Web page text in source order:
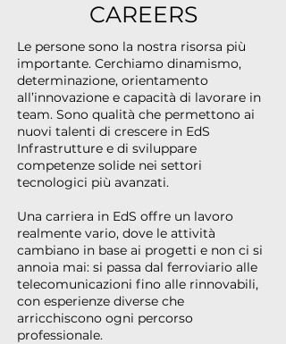
CAREERS
Le persone sono la nostra risorsa più
importante. Cerchiamo dinamismo,
determinazione, orientamento
all’innovazione e capacità di lavorare in
team. Sono qualità che permettono ai
nuovi talenti di crescere in EdS
Infrastrutture e di sviluppare
competenze solide nei settori
tecnologici più avanzati.
Una carriera in EdS offre un lavoro
realmente vario, dove le attività
cambiano in base ai progetti e non ci si
annoia mai: si passa dal ferroviario alle
telecomunicazioni fino alle rinnovabili,
con esperienze diverse che
arricchiscono ogni percorso
professionale.